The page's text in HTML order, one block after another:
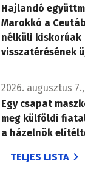
Hajlandó
Marokkó a
nélküli kiskorúak
visszatérésének
2026. augusztus 7.,
Egy csapat
meg külföldi
a házelnök
TELJES LISTA